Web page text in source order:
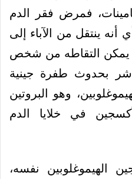
فمرض فقر الدم
أنه ينتقل من الآباء إلى
يمكن التقاطه من شخص
بحدوث طفرة جينية
وهو البروتين
في خلايا الدم
الهيموغلوبين نفسه،